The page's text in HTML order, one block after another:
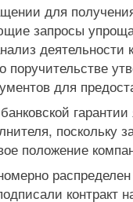
для
запросы
поручительстве
для
поскольку
положение
контракт